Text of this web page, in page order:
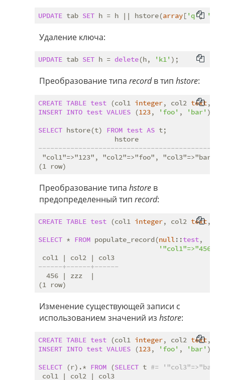
UPDATE tab SET h = h || hstore(array[ 'q', 'w'
Удаление ключа:
UPDATE tab SET h = delete(h, 'k1'
Преобразование типа recordв тип hstore:
CREATE TABLE test (col1 integer, col2 text,
INSERT INTO test VALUES (123, 'foo' , 'bar' );
SELECT hstore(t) FROM test AS t;
---------------------------------------------
"col1"=>"123", "col2"=>"foo", "col3"=>"bar"
Преобразование типа hstore в
предопределенный тип record:
CREATE TABLE test (col1 integer, col2 text,
SELECT * FROM populate_record(null::test,
'"col1"=>"456",
------+------+------
  456 | zzz  |
Изменение существующей записи с
использованием значений из hstore:
CREATE TABLE test (col1 integer, col2 text,
INSERT INTO test VALUES (123, 'foo' , 'bar' );
SELECT (r).* FROM (SELECT t #=